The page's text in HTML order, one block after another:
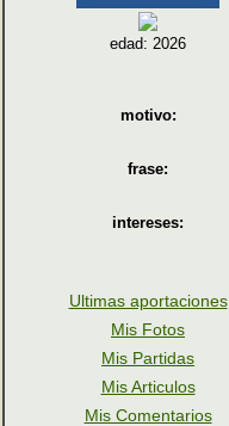
edad: 2026
motivo:
frase:
intereses:
Ultimas aportaciones
Mis Fotos
Mis Partidas
Mis Articulos
Mis Comentarios